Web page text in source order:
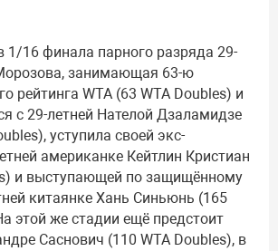
1/16 финала парного разряда 29-
занимающая 63-ю
рейтинга WTA (63 WTA Doubles) и
с 29-летней Нателой Дзаламидзе
уступила своей экс-
американке Кейтлин Кристиан
и выступающей по защищённому
китаянке Хань Синьюнь (165
этой же стадии ещё предстоит
Саснович (110 WTA Doubles), в